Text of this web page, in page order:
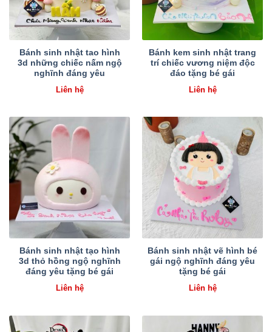
Bánh sinh nhật tao hình
3d những chiếc nấm ngộ
nghĩnh đáng yêu
Liên hệ
Bánh kem sinh nhật trang
trí chiếc vương niệm độc
đáo tặng bé gái
Liên hệ
Bánh sinh nhật tạo hình
3d thỏ hồng ngộ nghĩnh
đáng yêu tặng bé gái
Liên hệ
Bánh sinh nhật vẽ hình bé
gái ngộ nghĩnh đáng yêu
tặng bé gái
Liên hệ